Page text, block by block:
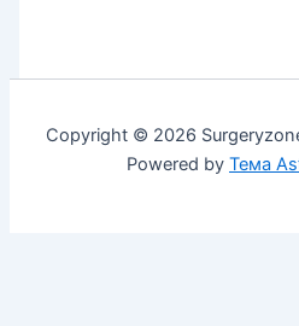
Copyright © 2026
Powered by Тема